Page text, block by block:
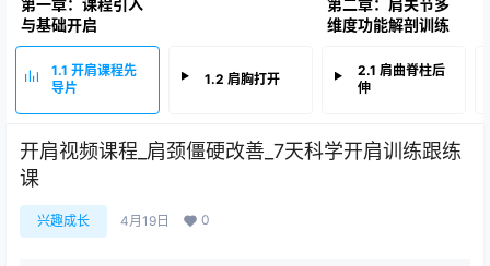
与基础开启
1.1 开肩课程先
导片
1.2 肩胸打开
维度功能解剖训练
2.1 肩曲脊柱后
伸
开肩视频课程_肩颈僵硬改善_7天科学开肩训练跟练
课
兴趣成长 4月19日 0